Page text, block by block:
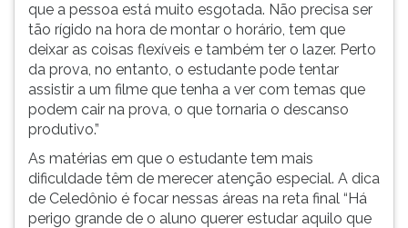
que a pessoa está muito esgotada. Não precisa ser
tão rígido na hora de montar o horário, tem que
deixar as coisas flexíveis e também ter o lazer. Perto
da prova, no entanto, o estudante pode tentar
assistir a um filme que tenha a ver com temas que
podem cair na prova, o que tornaria o descanso
produtivo.”
As matérias em que o estudante tem mais
dificuldade têm de merecer atenção especial. A dica
de Celedônio é focar nessas áreas na reta final “Há
perigo grande de o aluno querer estudar aquilo que